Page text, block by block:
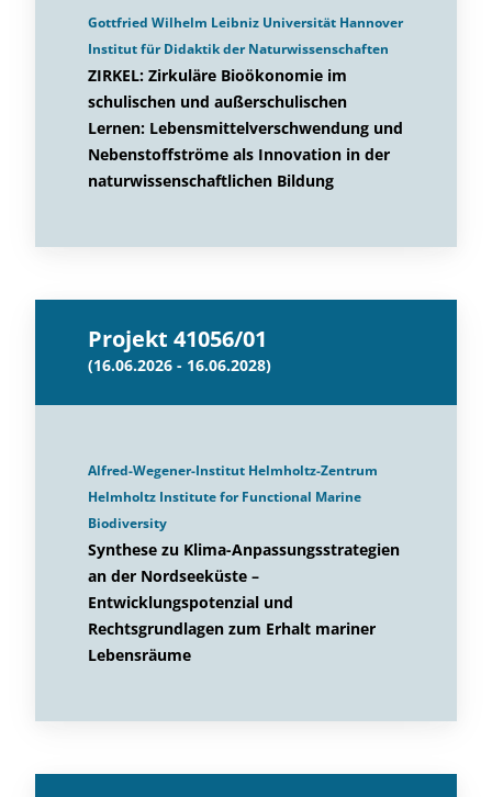
Gottfried Wilhelm Leibniz Universität Hannover
Institut für Didaktik der Naturwissenschaften
ZIRKEL: Zirkuläre Bioökonomie im
schulischen und außerschulischen
Lernen: Lebensmittelverschwendung und
Nebenstoffströme als Innovation in der
naturwissenschaftlichen Bildung
Projekt 41056/01
(16.06.2026 - 16.06.2028)
Alfred-Wegener-Institut Helmholtz-Zentrum
Helmholtz Institute for Functional Marine
Biodiversity
Synthese zu Klima-Anpassungsstrategien
an der Nordseeküste –
Entwicklungspotenzial und
Rechtsgrundlagen zum Erhalt mariner
Lebensräume